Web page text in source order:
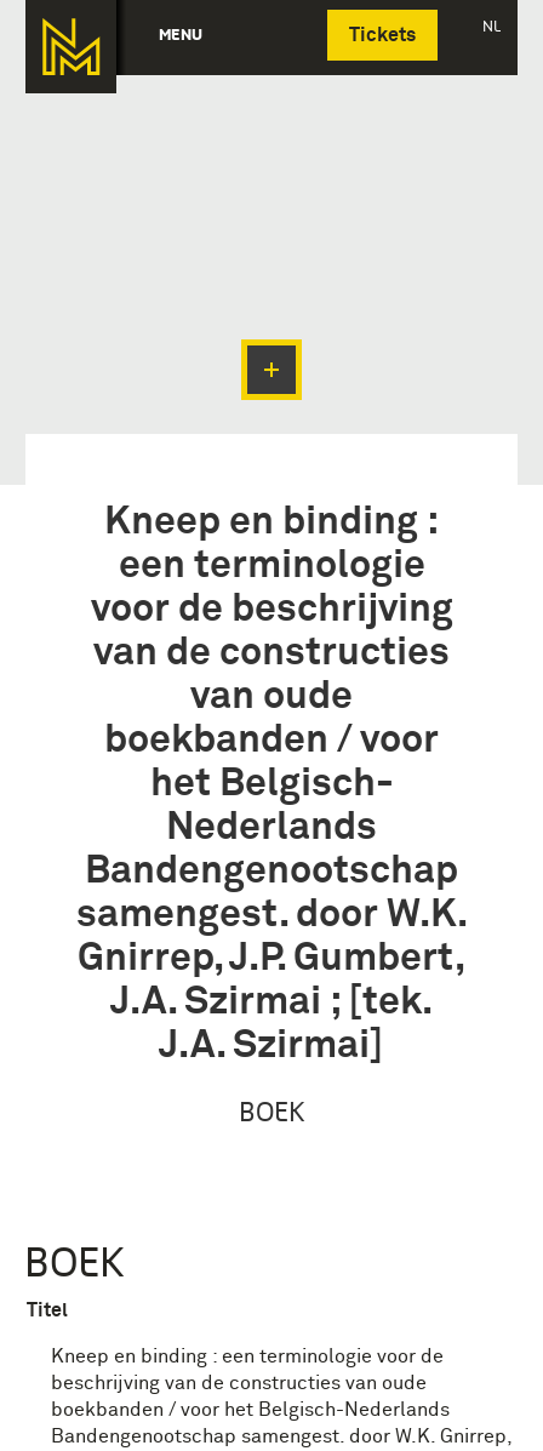
MENU Tickets NL
Deutsch
Kneep en binding :
een terminologie
voor de beschrijving
van de constructies
van oude
boekbanden / voor
het Belgisch-
Nederlands
Bandengenootschap
samengest. door W.K.
Gnirrep, J.P. Gumbert,
J.A. Szirmai ; [tek.
J.A. Szirmai]
BOEK
BOEK
Titel
Kneep en binding : een terminologie voor de
beschrijving van de constructies van oude
boekbanden / voor het Belgisch-Nederlands
Bandengenootschap samengest. door W.K. Gnirrep,